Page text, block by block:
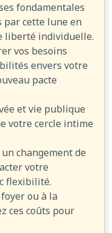
fondamentales
par cette lune en
liberté individuelle.
vos besoins
envers votre
pacte
et vie publique
votre cercle intime
changement de
votre
flexibilité.
ou à la
ces coûts pour